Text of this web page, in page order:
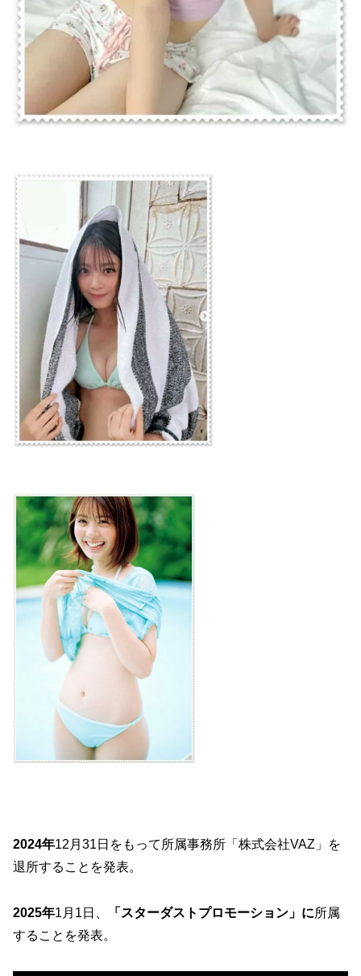
2024年12月31日をもって所属事務所「株式会社VAZ」を
退所することを発表。
2025年1月1日、 「スターダストプロモーション」に所属
することを発表。